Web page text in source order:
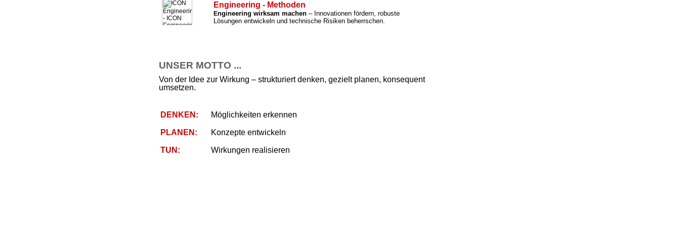
Engineering - Methoden
Engineering wirksam machen – Innovationen fördern, robuste
Lösungen entwickeln und technische Risiken beherrschen.
UNSER MOTTO ...
Von der Idee zur Wirkung – strukturiert denken, gezielt planen, konsequent
umsetzen.
DENKEN: Möglichkeiten erkennen
PLANEN: Konzepte entwickeln
TUN: Wirkungen realisieren